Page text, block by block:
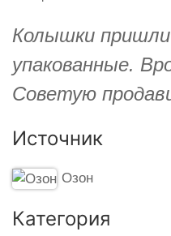
Колышки
упакованные.
Советую
Источник
Озон
Категория